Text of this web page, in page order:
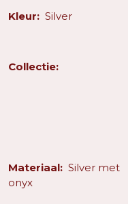
Kleur:Silver
Collectie:
Materiaal: Silver met
onyx